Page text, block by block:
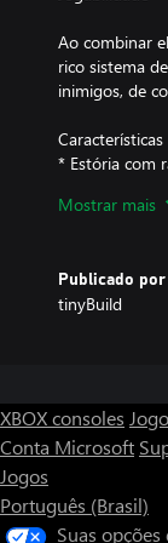
Ao combinar
rico sistema
inimigos, de
Características
* Estória com
* Estimativa
* Uma estória
Mostrar mais
Publicado por
tinyBuild
XBOX consoles
Conta Microsoft
Jogos
Português (Brasil)
Suas